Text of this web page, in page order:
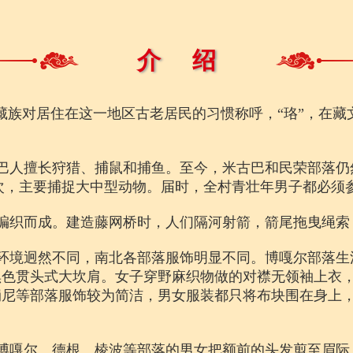
介 绍
对居住在这一地区古老居民的习惯称呼，“珞”，在藏
人擅长狩猎、捕鼠和捕鱼。至今，米古巴和民荣部落
，主要捕捉大中型动物。届时，全村青壮年男子都必须
织而成。建造藤网桥时，人们隔河射箭，箭尾拖曳绳
境迥然不同，南北各部落服饰明显不同。博嘎尔部落
贯头式大坎肩。女子穿野麻织物做的对襟无领袖上衣
等部落服饰较为简洁，男女服装都只将布块围在身上
嘎尔、德根、棱波等部落的男女把额前的头发剪至眉